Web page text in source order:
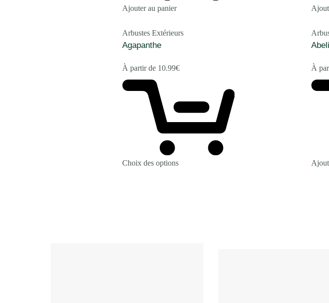
Ajouter au panier
Arbustes Extérieurs
Agapanthe
À partir de 10.99€
Choix des options
À